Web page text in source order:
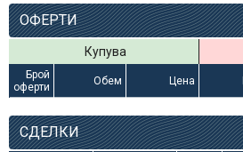
ОФЕРТИ
Купува
Брой
оферти
Обем Цена
СДЕЛКИ